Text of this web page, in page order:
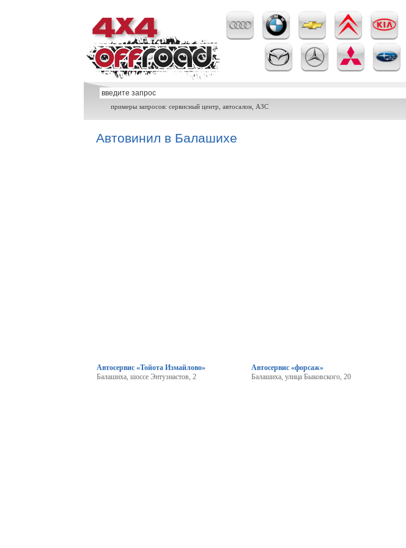
примеры запросов: сервисный центр, автосалон, АЗС
Автовинил в Балашихе
Автосервис «Тойота Измайлово»
Балашиха, шоссе Энтузиастов, 2
Автосервис «форсаж»
Балашиха, улица Быковского, 20